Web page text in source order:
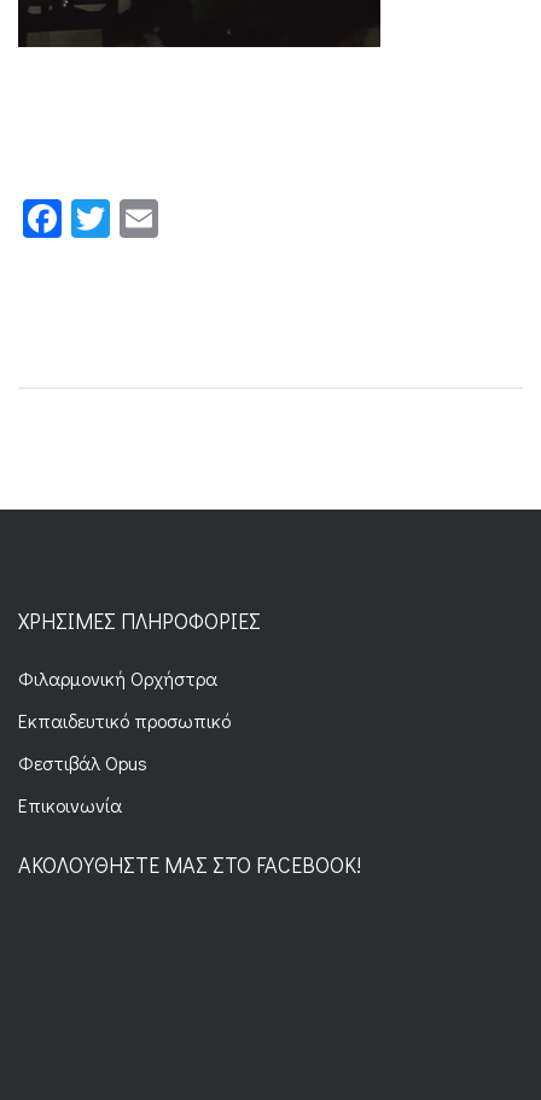
Facebook
Twitter
ΧΡΉΣΙΜΕΣ ΠΛΗΡΟΦΟΡΊΕΣ
Φιλαρμονική Ορχήστρα
Εκπαιδευτικό προσωπικό
Φεστιβάλ Opus
Επικοινωνία
ΑΚΟΛΟΥΘΉΣΤΕ ΜΑΣ ΣΤΟ FACEBOOK!